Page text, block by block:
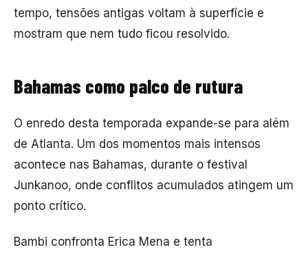
tempo, tensões antigas voltam à superfície e
mostram que nem tudo ficou resolvido.
Bahamas como palco de rutura
O enredo desta temporada expande-se para além
de Atlanta. Um dos momentos mais intensos
acontece nas Bahamas, durante o festival
Junkanoo, onde conflitos acumulados atingem um
ponto crítico.
Bambi confronta Erica Mena e tenta